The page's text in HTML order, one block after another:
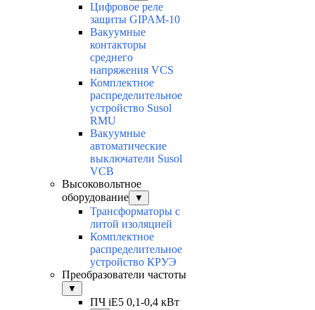
Цифровое реле
защиты GIPAM-10
Вакуумные
контакторы
среднего
напряжения VCS
Комплектное
распределительное
устройство Susol
RMU
Вакуумные
автоматические
выключатели Susol
VCB
Высоковольтное
оборудование
▼
Трансформаторы с
литой изоляцией
Комплектное
распределительное
устройство КРУЭ
Преобразователи частоты
▼
ПЧ iE5 0,1-0,4 кВт